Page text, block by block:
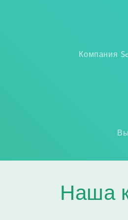
Компания
Наша